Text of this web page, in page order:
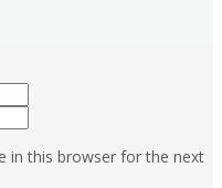
in this browser for the next